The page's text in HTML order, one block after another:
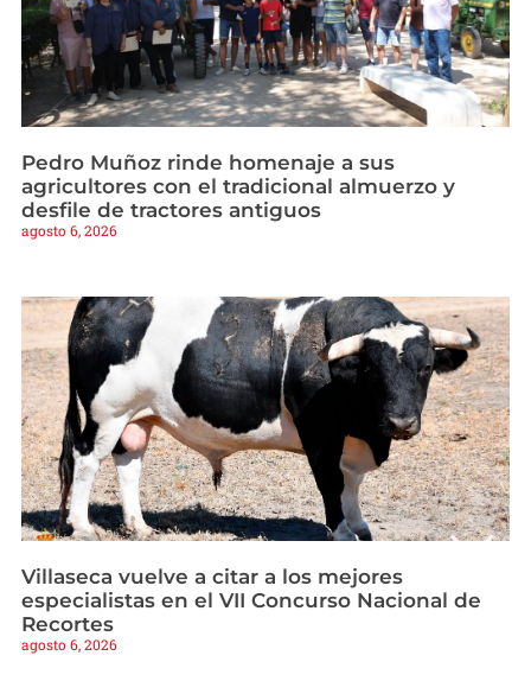
Pedro Muñoz rinde homenaje a sus
agricultores con el tradicional almuerzo y
desfile de tractores antiguos
agosto 6, 2026
Villaseca vuelve a citar a los mejores
especialistas en el VII Concurso Nacional de
Recortes
agosto 6, 2026